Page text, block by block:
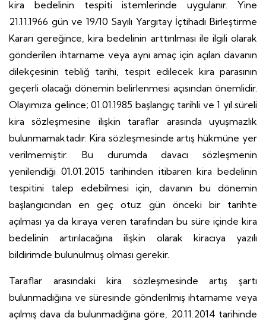
kira bedelinin tespiti istemlerinde uygulanır. Yine
21.11.1966 gün ve 19/10 Sayılı Yargıtay İçtihadı Birleştirme
Kararı gereğince, kira bedelinin arttırılması ile ilgili olarak
gönderilen ihtarname veya aynı amaç için açılan davanın
dilekçesinin tebliğ tarihi, tespit edilecek kira parasının
geçerli olacağı dönemin belirlenmesi açısından önemlidir.
Olayımıza gelince; 01.01.1985 başlangıç tarihli ve 1 yıl süreli
kira sözleşmesine ilişkin taraflar arasında uyuşmazlık
bulunmamaktadır. Kira sözleşmesinde artış hükmüne yer
verilmemiştir. Bu durumda davacı sözleşmenin
yenilendiği 01.01.2015 tarihinden itibaren kira bedelinin
tespitini talep edebilmesi için, davanın bu dönemin
başlangıcından en geç otuz gün önceki bir tarihte
açılması ya da kiraya veren tarafından bu süre içinde kira
bedelinin artırılacağına ilişkin olarak kiracıya yazılı
bildirimde bulunulmuş olması gerekir.
Taraflar arasındaki kira sözleşmesinde artış şartı
bulunmadığına ve süresinde gönderilmiş ihtarname veya
açılmış dava da bulunmadığına göre, 20.11.2014 tarihinde